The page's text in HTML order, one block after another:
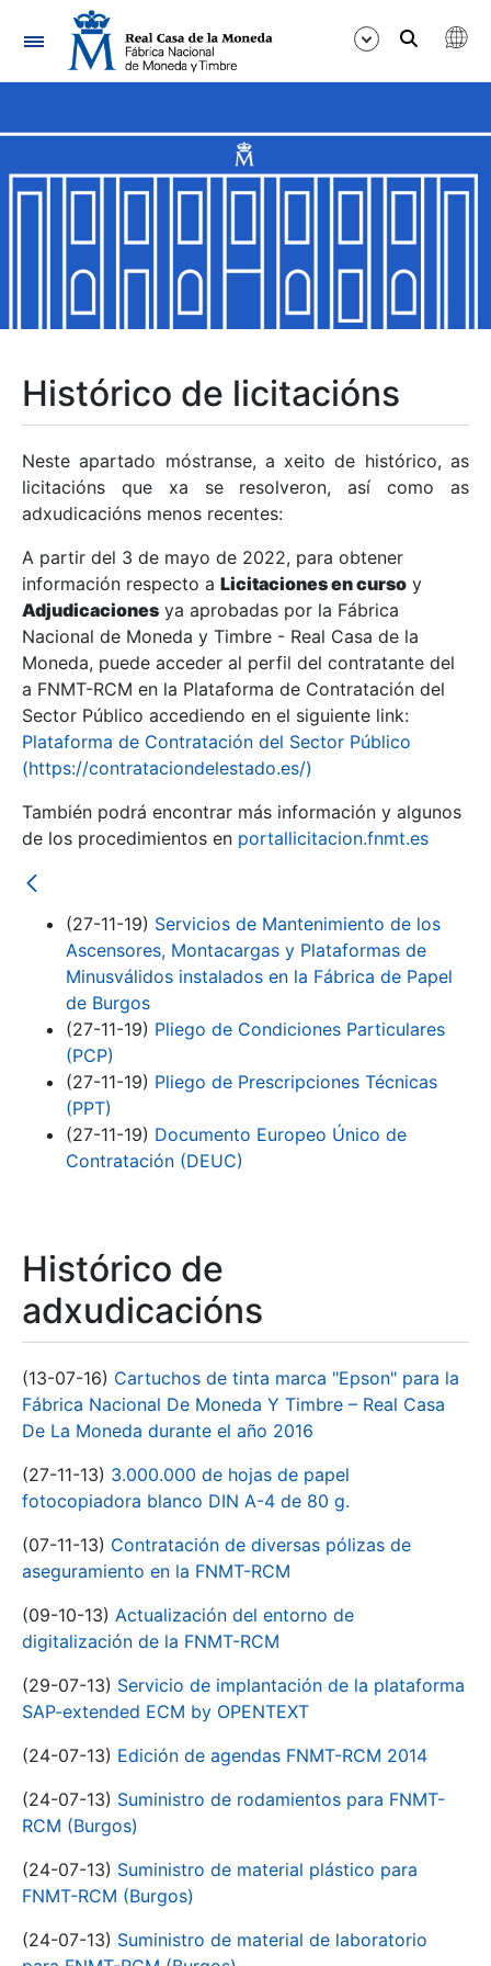
Navegación
Mostrar/Ocultar
Mostrar/Ocultar
Mostrar/Ocultar
Mostrar/Ocultar
Mostrar/Ocultar
Mostrar/Ocultar
Histórico de licitacións
Neste apartado móstranse, a xeito de histórico, as
licitacións que xa se resolveron, así como as
adxudicacións menos recentes:
A partir del 3 de mayo de 2022, para obtener
información respecto a Licitaciones en curso y
Adjudicaciones ya aprobadas por la Fábrica
Nacional de Moneda y Timbre - Real Casa de la
Moneda, puede acceder al perfil del contratante del
a FNMT-RCM en la Plataforma de Contratación del
Sector Público accediendo en el siguiente link:
Plataforma de Contratación del Sector Público
(https://contrataciondelestado.es/)
También podrá encontrar más información y algunos
de los procedimientos en portallicitacion.fnmt.es
(27-11-19) Servicios de Mantenimiento de los
Ascensores, Montacargas y Plataformas de
Minusválidos instalados en la Fábrica de Papel
de Burgos
(27-11-19) Pliego de Condiciones Particulares
(PCP)
(27-11-19) Pliego de Prescripciones Técnicas
(PPT)
(27-11-19) Documento Europeo Único de
Contratación (DEUC)
Histórico de
adxudicacións
(13-07-16) Cartuchos de tinta marca "Epson" para la
Fábrica Nacional De Moneda Y Timbre – Real Casa
De La Moneda durante el año 2016
(27-11-13) 3.000.000 de hojas de papel
fotocopiadora blanco DIN A-4 de 80 g.
(07-11-13) Contratación de diversas pólizas de
aseguramiento en la FNMT-RCM
(09-10-13) Actualización del entorno de
digitalización de la FNMT-RCM
(29-07-13) Servicio de implantación de la plataforma
SAP-extended ECM by OPENTEXT
(24-07-13) Edición de agendas FNMT-RCM 2014
(24-07-13) Suministro de rodamientos para FNMT-
RCM (Burgos)
(24-07-13) Suministro de material plástico para
FNMT-RCM (Burgos)
(24-07-13) Suministro de material de laboratorio